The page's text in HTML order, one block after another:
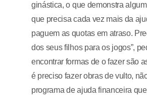
ginástica, o que demonstra
que precisa cada vez mais da
paguem as quotas em atraso.
dos seus filhos para os jogos”,
encontrar formas de o fazer são
é preciso fazer obras de vulto,
programa de ajuda financeira